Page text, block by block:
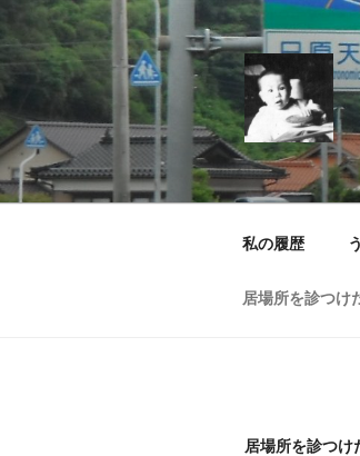
ン
テ
ツ
へ
ス
キ
私の履歴
居場所を診つけ
居場所を診つけ